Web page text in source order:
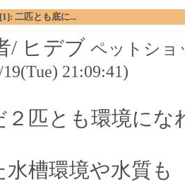
二匹とも底に...
/ ヒデブ ペットショ
21:09:41)
２匹とも環境に
水槽環境や水質も